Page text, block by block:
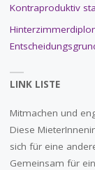
Kontraproduktiv
LINK LISTE
Mitmachen und
Diese
sich für eine
Gemeinsam für